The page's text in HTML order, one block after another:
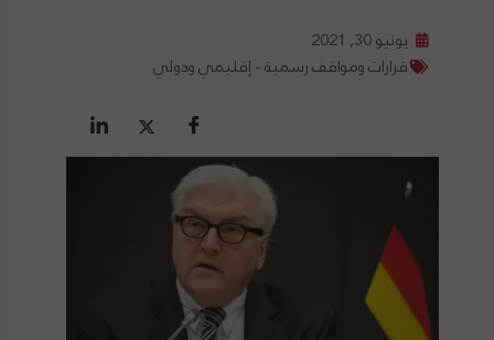
يونيو 30, 2021
قرارات ومواقف رسمية - إقليمي ودولي